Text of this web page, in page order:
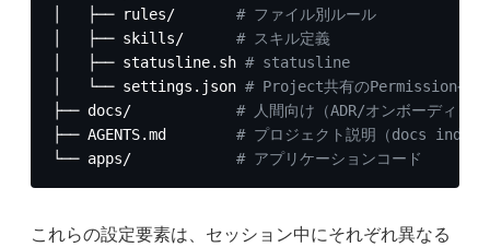
│   ├── rules/ # ファイル別ルール
│   ├── skills/ # スキル定義
│   ├── statusline.sh # statusline
│   └── settings.json # Project共有のPermissionや
├── docs/ # 人間向け（ADR/オンボーディン
├── AGENTS.md # プロジェクト説明（docs index
└── apps/ # アプリケーションコード
これらの設定要素は、セッション中にそれぞれ異なる